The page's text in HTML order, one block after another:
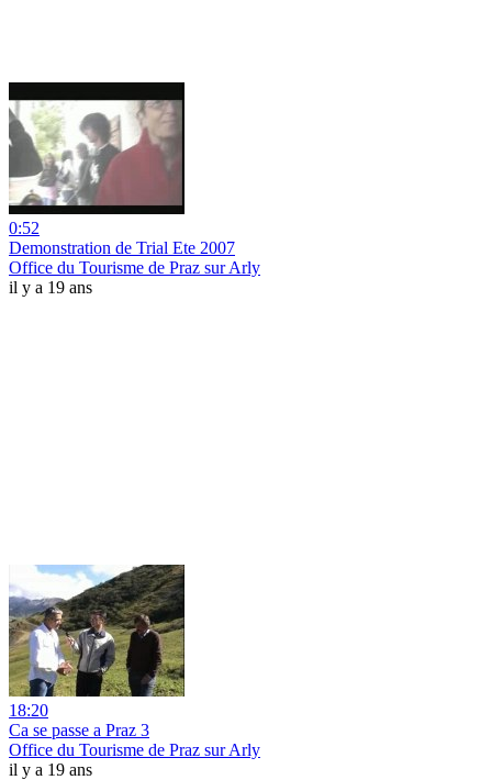
0:52
Demonstration de Trial Ete 2007
Office du Tourisme de Praz sur Arly
il y a 19 ans
18:20
Ca se passe a Praz 3
Office du Tourisme de Praz sur Arly
il y a 19 ans